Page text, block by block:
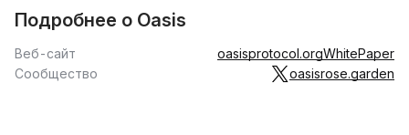
Подробнее о Oasis
Веб-сайт oasisprotocol.orgWhitePaper
Сообщество
oasisrose.garden